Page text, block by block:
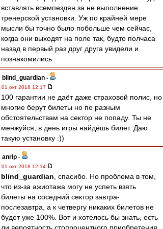
вставлять всемпездян за не выполнение
тренерской установки. Уж по крайней мере
мысли бы точно было побольше чем сейчас,
когда они выходят на поле так, будто полчаса
назад в первый раз друг друга увидели и
познакомились.
blind_guardian -
01 окт 2018 12:17
100 гарантии не даёт даже страховой полис, но
многие берут билеты но по разным
обстоятельствам на сектор не попаду. Ты не
менжуйся, в день игры найдёшь билет. Даю
такую установку :))
anrip -
01 окт 2018 12:14
blind_guardian , спасибо. Но проблема в том,
что из-за ажиотажа могу не успеть взять
билеты на соседний сектор завтра-
послезавтра, а к четвергу никаких билетов не
будет уже 100%. Вот и хотелось бы знать, есть